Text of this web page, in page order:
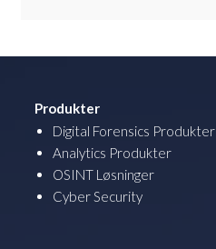
Produkter
Digital Forensics Produkter
Analytics Produkter
OSINT Løsninger
Cyber Security